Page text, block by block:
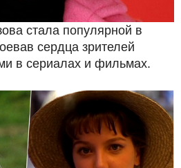
стала популярной в
сердца зрителей
в сериалах и фильмах.